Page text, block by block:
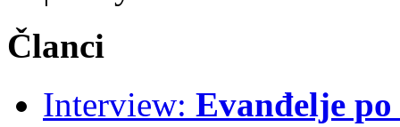
Članci
Interview: Evanđelje